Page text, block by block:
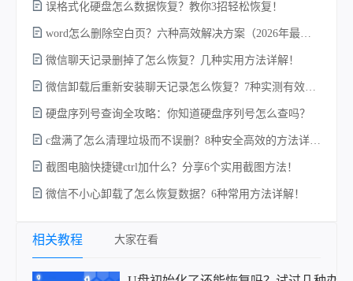
误格式化硬盘怎么数据恢复？教你3招轻松恢复！
word怎么删除空白页？六种高效解决方案（2026年最新实操指南）！
微信聊天记录删掉了怎么恢复？几种实用方法详解！
微信卸载后重新安装聊天记录怎么恢复？7种实测有效的恢复方案详解！
硬盘序列号查询全攻略：你知道硬盘序列号怎么查吗？
c盘满了怎么清理垃圾而不误删？8种安全高效的方法详解+误删恢复指南！
截图电脑快捷键ctrl加什么？分享6个实用截图方法！
微信不小心卸载了怎么恢复数据？6种常用方法详解！
相关教程 大家在看